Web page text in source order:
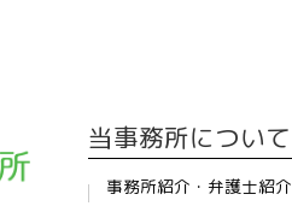
当事務所について
事務所紹介・弁護士紹介